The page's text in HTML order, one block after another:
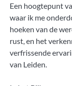
Een hoogtepunt
waar ik me
hoeken van de
rust, en het
verfrissende
van Leiden.